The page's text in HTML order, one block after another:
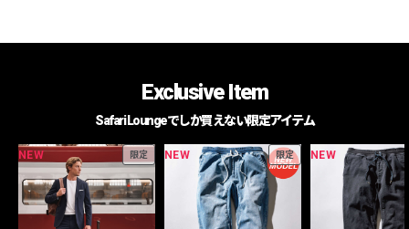
Exclusive Item
Safari Loungeでしか買えない限定アイテム
NEW 限定 NEW 限定 NEW